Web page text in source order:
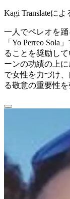
Kagi Translateによ
一人でペレオを
「Yo Perreo
ることを奨励し
ーンの功績の上
で女性を力づけ
る敬意の重要性